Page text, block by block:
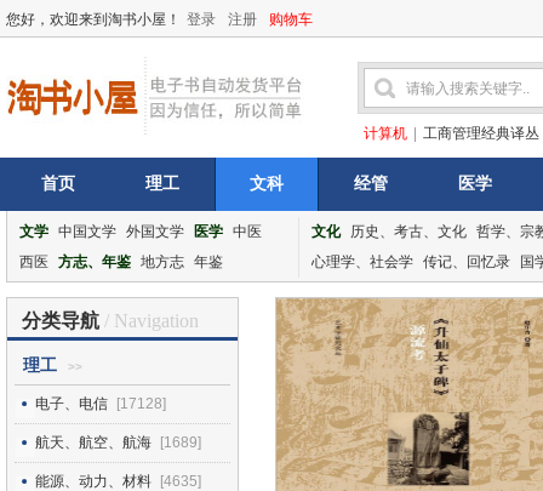
您好，欢迎来到淘书小屋！ 登录 注册 购物车
计算机 工商管理经典译丛
首页 理工 文科 经管 医学
文学 中国文学 外国文学 医学 中医
西医
方志、年鉴 地方志 年鉴
文化 历史、考古、文化 哲学、宗
心理学、社会学 传记、回忆录 国
分类导航 / Navigation
理工 >>
电子、电信 [17128]
航天、航空、航海 [1689]
能源、动力、材料 [4635]